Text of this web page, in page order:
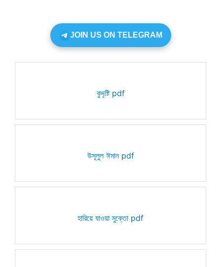
JOIN US ON TELEGRAM
কুদৃষ্টি pdf
উসূলুল ঈমান pdf
হারিয়ে যাওয়া মুক্তো pdf